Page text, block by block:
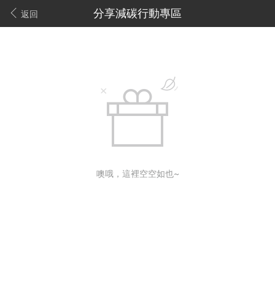
返回 分享減碳行動專區
噢哦，這裡空空如也~